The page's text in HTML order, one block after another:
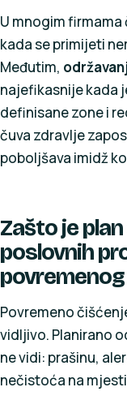
U mnogim firmama
kada se primijeti
Međutim,
najefikasnije kada
definisane zone i
čuva zdravlje
poboljšava imidž
Zašto je
poslovnih
Povremeno
vidljivo. Planirano
ne vidi: prašinu,
nečistoća na